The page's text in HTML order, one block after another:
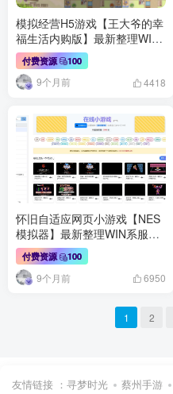
模拟经营H5游戏【王大爷的幸
福生活内购版】最新整理WIN
系服务端+内置充值+详细搭建
教程+全套源码
付费资源 100
9个月前 4418
怀旧自适应网页小游戏【NES
模拟器】最新整理WIN系服务
端+Linux手工服务端+管理后
台+支持手柄+存档+详细搭建
教程
付费资源 100
9个月前 6950
1 2
友情链接 ： 寻梦时光 蔡州手游